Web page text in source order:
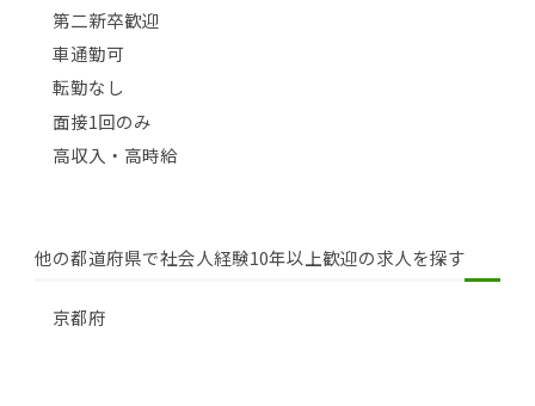
第二新卒歓迎
車通勤可
転勤なし
面接1回のみ
高収入・高時給
他の都道府県で社会人経験10年以上歓迎の求人を探す
京都府